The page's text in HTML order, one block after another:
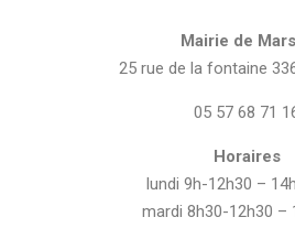
Mairie de
​25 rue de la fontaine
05 57 68 71
Horaires
lundi 9h-12h30 –
mardi 8h30-12h30 –